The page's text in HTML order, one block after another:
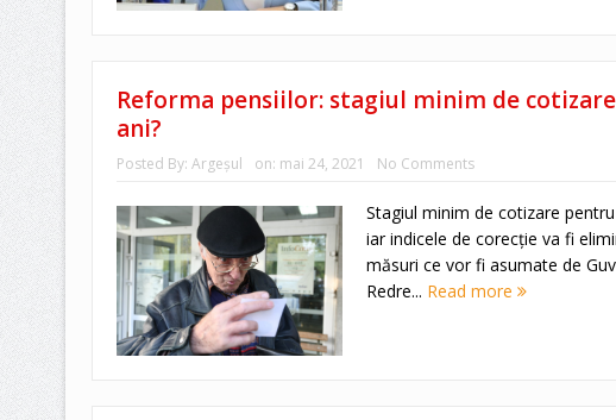
Reforma pensiilor: stagiul minim de
ani?
Posted By: Argeşul on: mai 24, 2021 No Comments
Stagiul minim de cotizare
iar indicele de corecţie va fi
măsuri ce vor fi asumate de
Redre... Read more